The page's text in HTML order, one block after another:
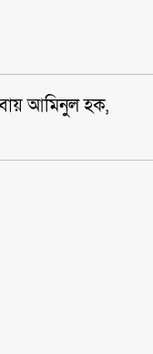
আমিনুল হক,